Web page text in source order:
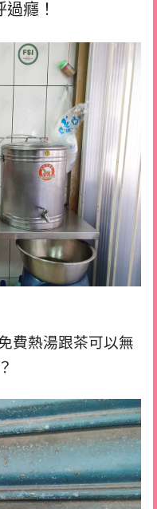
癮！
費熱湯跟茶可以無